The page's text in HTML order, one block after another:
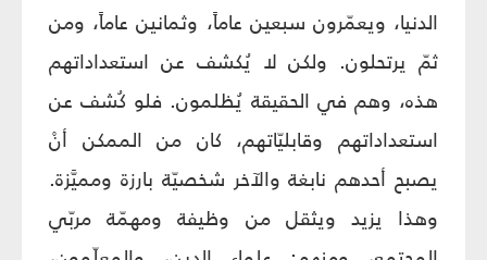
الدنيا، ويعمّرون سبعين عاماً، وثمانين عاماً، ومن
ثمّ يرتحلون. ولكن لا يُكشف عن استعداداتهم
هذه، وهم في الحقيقة يُظلمون. فلو كُشف عن
استعداداتهم وقابليّاتهم، كان من الممكن أنْ
يصبح أحدهم نابغة والآخر شخصيّة بارزة ومميَّزة.
وهذا يزيد ويثقل من وظيفة ومهمّة مربّي